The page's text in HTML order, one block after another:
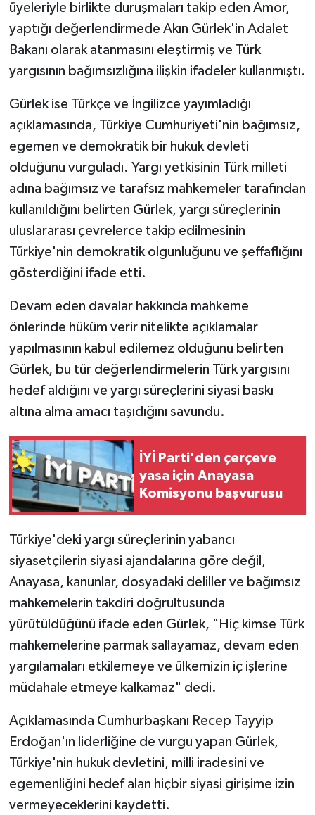
üyeleriyle birlikte duruşmaları takip eden Amor,
yaptığı değerlendirmede Akın Gürlek'in Adalet
Bakanı olarak atanmasını eleştirmiş ve Türk
yargısının bağımsızlığına ilişkin ifadeler kullanmıştı.
Gürlek ise Türkçe ve İngilizce yayımladığı
açıklamasında, Türkiye Cumhuriyeti'nin bağımsız,
egemen ve demokratik bir hukuk devleti
olduğunu vurguladı. Yargı yetkisinin Türk milleti
adına bağımsız ve tarafsız mahkemeler tarafından
kullanıldığını belirten Gürlek, yargı süreçlerinin
uluslararası çevrelerce takip edilmesinin
Türkiye'nin demokratik olgunluğunu ve şeffaflığını
gösterdiğini ifade etti.
Devam eden davalar hakkında mahkeme
önlerinde hüküm verir nitelikte açıklamalar
yapılmasının kabul edilemez olduğunu belirten
Gürlek, bu tür değerlendirmelerin Türk yargısını
hedef aldığını ve yargı süreçlerini siyasi baskı
altına alma amacı taşıdığını savundu.
İYİ Parti'den çerçeve
yasa için Anayasa
Komisyonu başvurusu
Türkiye'deki yargı süreçlerinin yabancı
siyasetçilerin siyasi ajandalarına göre değil,
Anayasa, kanunlar, dosyadaki deliller ve bağımsız
mahkemelerin takdiri doğrultusunda
yürütüldüğünü ifade eden Gürlek, "Hiç kimse Türk
mahkemelerine parmak sallayamaz, devam eden
yargılamaları etkilemeye ve ülkemizin iç işlerine
müdahale etmeye kalkamaz" dedi.
Açıklamasında Cumhurbaşkanı Recep Tayyip
Erdoğan'ın liderliğine de vurgu yapan Gürlek,
Türkiye'nin hukuk devletini, milli iradesini ve
egemenliğini hedef alan hiçbir siyasi girişime izin
vermeyeceklerini kaydetti.